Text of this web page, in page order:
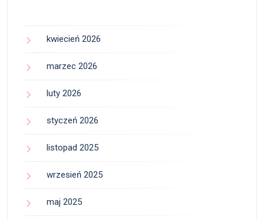
kwiecień 2026
marzec 2026
luty 2026
styczeń 2026
listopad 2025
wrzesień 2025
maj 2025